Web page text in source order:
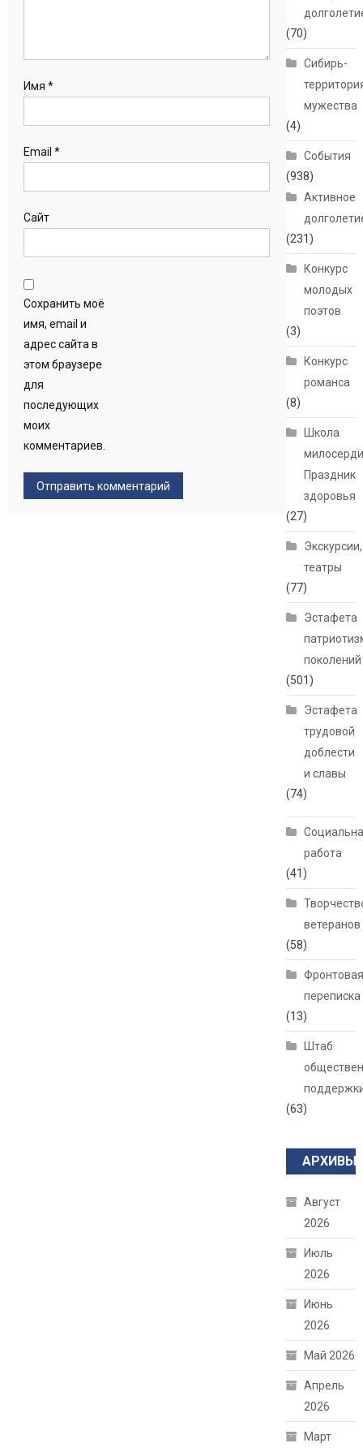
Имя *
Email *
Сайт
Сохранить моё
имя, email и
адрес сайта в
этом браузере
для
последующих
моих
комментариев.
(70)
Сибирь-
мужества
(4)
События
(938)
Активное
(231)
Конкурс
молодых
поэтов
(3)
Конкурс
романса
(8)
Школа
Праздник
здоровья
(27)
Экскурсии,
театры
(77)
Эстафета
поколений
(501)
Эстафета
трудовой
доблести
и славы
(74)
работа
(41)
ветеранов
(58)
переписка
(13)
Штаб
(63)
АРХИВЫ
Август
2026
Июль
2026
Июнь
2026
Май 2026
Апрель
2026
Март